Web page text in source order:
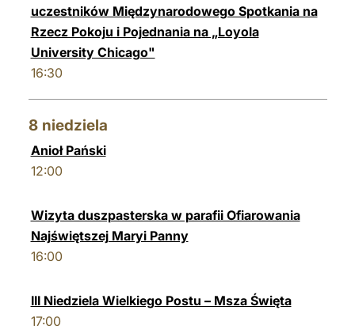
uczestników Międzynarodowego Spotkania na
Rzecz Pokoju i Pojednania na „Loyola
University Chicago"
16:30
8 niedziela
Anioł Pański
12:00
Wizyta duszpasterska w parafii Ofiarowania
Najświętszej Maryi Panny
16:00
III Niedziela Wielkiego Postu – Msza Święta
17:00